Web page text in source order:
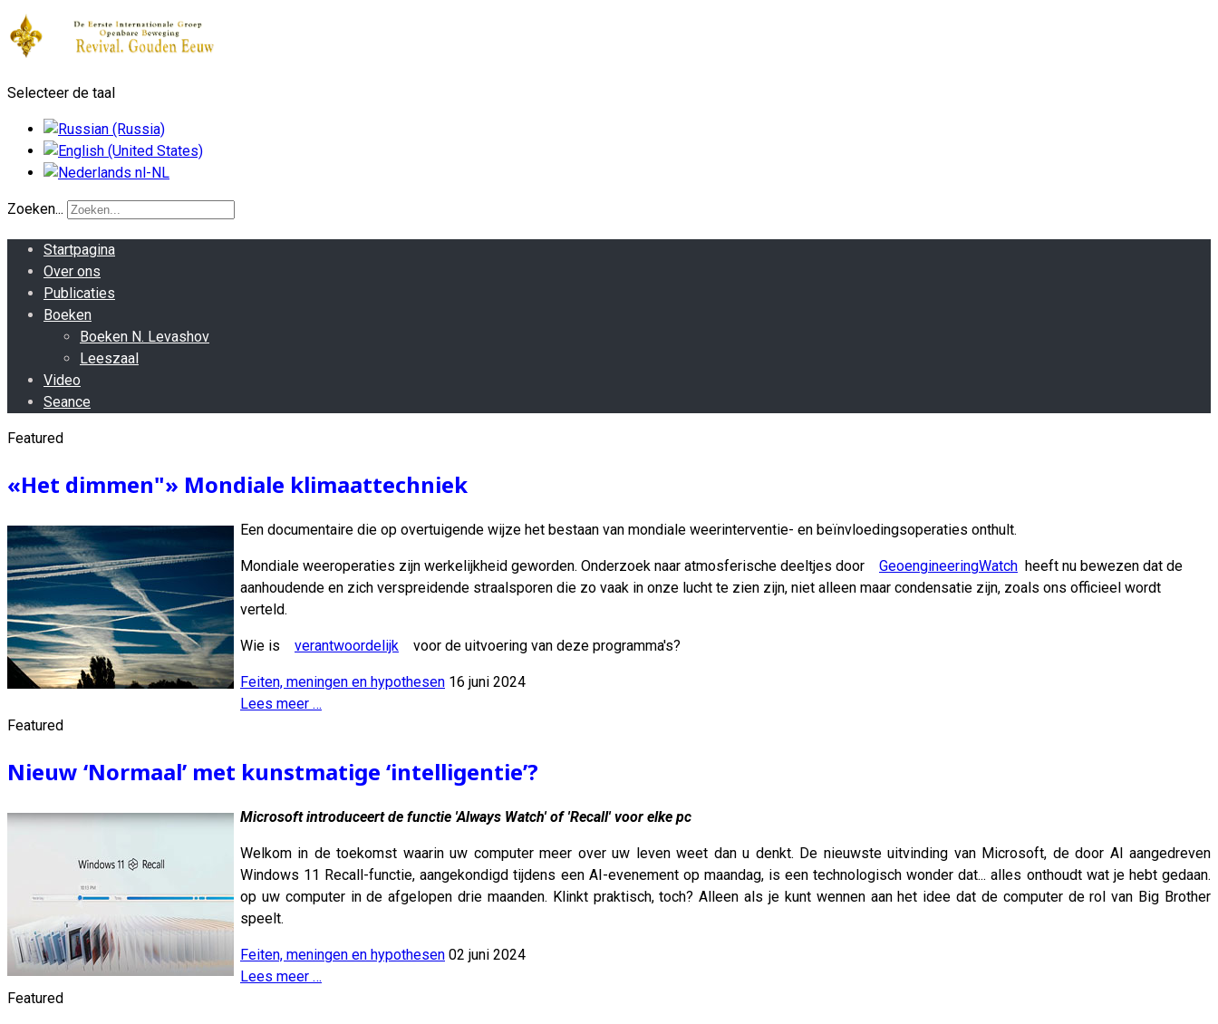
Selecteer de taal
Zoeken...
Startpagina
Over ons
Publicaties
Boeken
Boeken N. Levashov
Leeszaal
Video
Seance
Featured
«Het dimmen"» Mondiale klimaattechniek
Een documentaire die op overtuigende wijze het bestaan ​​van mondiale weerinterventie- en beïnvloedingsoperaties onthult.
Mondiale weeroperaties zijn werkelijkheid geworden. Onderzoek naar atmosferische deeltjes door GeoengineeringWatch heeft nu bewezen dat de
aanhoudende en zich verspreidende straalsporen die zo vaak in onze lucht te zien zijn, niet alleen maar condensatie zijn, zoals ons officieel wordt
verteld.
Wie is verantwoordelijk voor de uitvoering van deze programma's?
Feiten, meningen en hypothesen 16 juni 2024
Lees meer …
Featured
Nieuw ‘Normaal’ met kunstmatige ‘intelligentie’?
Microsoft introduceert de functie 'Always Watch' of 'Recall' voor elke pc
Welkom in de toekomst waarin uw computer meer over uw leven weet dan u denkt. De nieuwste uitvinding van Microsoft, de door AI aangedreven
Windows 11 Recall-functie, aangekondigd tijdens een AI-evenement op maandag, is een technologisch wonder dat... alles onthoudt wat je hebt gedaan.
op uw computer in de afgelopen drie maanden. Klinkt praktisch, toch? Alleen als je kunt wennen aan het idee dat de computer de rol van Big Brother
speelt.
Feiten, meningen en hypothesen 02 juni 2024
Lees meer …
Featured